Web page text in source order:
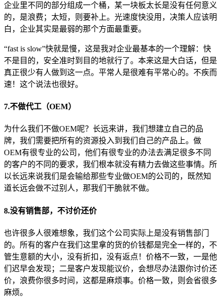
企业里不同的部分组成一个桶，某一块板太长是没有任何意义
的，是浪费；太短，则要补上。光速度快没用，决策人应该明
白，企业其实是最弱的那个方面最重要。
“fast is slow”快就是慢，这是我对企业最基本的一个理解：快
不是目的，安全准时到目的地就行了。本来这是大白话，但是
真正很少有人做到这一点。平常人是很难有平常心的。不疾而
速！这个说法也很好。
7.不做代工（OEM）
为什么我们不做OEM呢？长远来讲，我们想建立自己的品
牌，我们需要把所有的资源投入到我们自己的产品上。做
OEM有很专业的公司，他们有很专业的办法去满足很多不同
的客户的不同的要求，我们根本就没有精力去做这些事情。所
以长远来说我们是会输给那些专业做OEM的公司的，既然知
道长远会做不过别人，那我们干脆就不做。
8.没有销售部，不讨价还价
也许很多人很难想象，我们这个公司实际上是没有销售部门
的。所有的客户在我们这里拿的货的价钱都是完全一样的，不
管生意额的大小，没有折扣，没有返点！价格不一致，一是他
们迟早会发现；二是客户发现能议价，会想尽办法跟你讨价还
价，浪费你很多时间，这都是麻烦事。价格一致，则会省很多
麻烦。